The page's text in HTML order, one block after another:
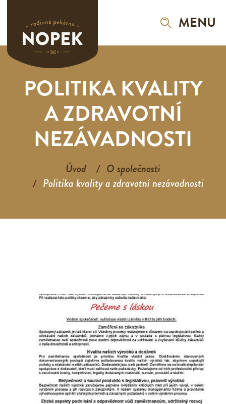
MENU
POLITIKA KVALITY
A ZDRAVOTNÍ
NEZÁVADNOSTI
Úvod
O společnosti
Politika kvality a zdravotní nezávadnosti